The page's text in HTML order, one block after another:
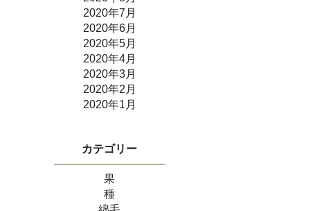
2020年7月
2020年6月
2020年5月
2020年4月
2020年3月
2020年2月
2020年1月
カテゴリー
果
種